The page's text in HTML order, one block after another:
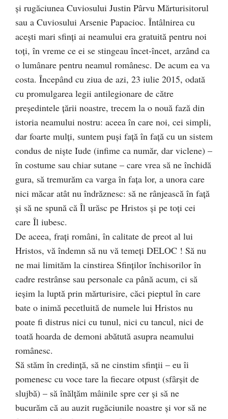
și rugăciunea Cuviosului Justin Pârvu Mărturisitorul
sau a Cuviosului Arsenie Papacioc. Întâlnirea cu
acești mari sfinți ai neamului era gratuită pentru noi
toți, în vreme ce ei se stingeau încet-încet, arzând ca
o lumânare pentru neamul românesc. De acum ea va
costa. Începând cu ziua de azi, 23 iulie 2015, odată
cu promulgarea legii antilegionare de către
președintele țării noastre, trecem la o nouă fază din
istoria neamului nostru: aceea în care noi, cei simpli,
dar foarte mulți, suntem puși față în față cu un sistem
condus de niște Iude (infime ca număr, dar viclene) –
în costume sau chiar sutane – care vrea să ne închidă
gura, să tremurăm ca varga în fața lor, a unora care
nici măcar atât nu îndrăznesc: să ne rânjească în față
și să ne spună că Îl urăsc pe Hristos și pe toți cei
care Îl iubesc.
De aceea, frați români, în calitate de preot al lui
Hristos, vă îndemn să nu vă temeți DELOC ! Să nu
ne mai limităm la cinstirea Sfinților închisorilor în
cadre restrânse sau personale ca până acum, ci să
ieșim la luptă prin mărturisire, căci pieptul în care
bate o inimă pecetluită de numele lui Hristos nu
poate fi distrus nici cu tunul, nici cu tancul, nici de
toată hoarda de demoni abătută asupra neamului
românesc.
Să stăm în credință, să ne cinstim sfinții – eu îi
pomenesc cu voce tare la fiecare otpust (sfârșit de
slujbă) – să înălțăm mâinile spre cer și să ne
bucurăm că au auzit rugăciunile noastre și vor să ne